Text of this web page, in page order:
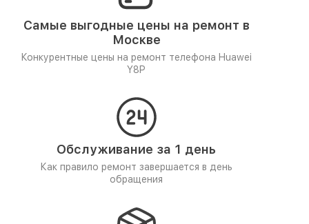
Самые выгодные цены на ремонт в
Москве
Конкурентные цены на ремонт телефона Huawei
Y8P
Обслуживание за 1 день
Как правило ремонт завершается в день
обращения